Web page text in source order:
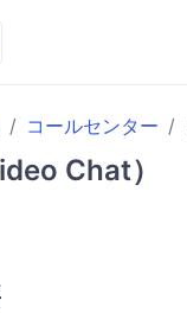
コールセンター
Chat）